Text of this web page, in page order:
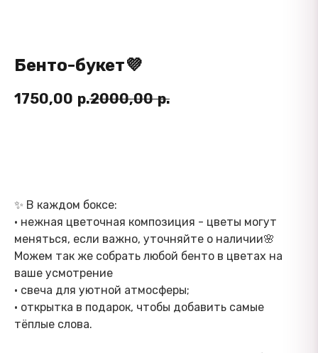
Бенто-букет💜
1750,00 р.2000,00 р.
✨ В каждом боксе:
• нежная цветочная композиция - цветы могут
меняться, если важно, уточняйте о наличии🌸
Можем так же собрать любой бенто в цветах на
ваше усмотрение
• свеча для уютной атмосферы;
• открытка в подарок, чтобы добавить самые
тёплые слова.